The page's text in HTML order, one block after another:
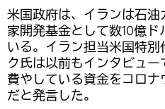
米国政府は、イランは石
家開発基金として数10億
いる。イラン担当米国特
ク氏は以前もインタビュ
費やしている資金をコロ
だと発言した。